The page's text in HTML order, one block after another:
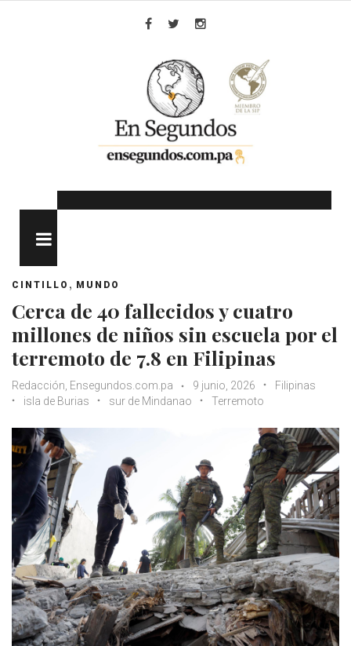
CINTILLO , MUNDO
Cerca de 40 fallecidos y cuatro
millones de niños sin escuela por el
terremoto de 7.8 en Filipinas
Redacción, Ensegundos.com.pa 9 junio, 2026
Filipinas
isla de Burias
sur de Mindanao Terremoto